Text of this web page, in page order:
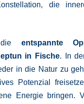
die
die entspannte
in Fische. In
in die Natur zu
Potenzial
Energie bringen.